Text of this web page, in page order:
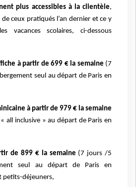
plus accessibles à la clientèle,
ceux pratiqués l’an dernier et ce y
vacances scolaires, ci-dessous
à partir de 699 € la semaine (7
seul au départ de Paris en
à partir de 979 € la semaine
all inclusive » au départ de Paris en
de 899 € la semaine (7 jours /5
seul au départ de Paris en
petits-déjeuners,